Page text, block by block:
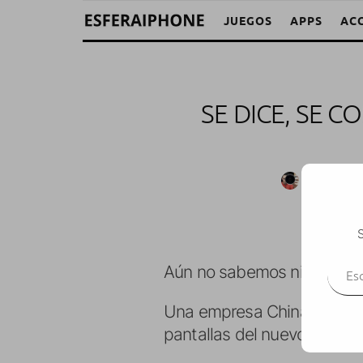
JUEGOS APPS
SE DICE, SE
Aún no sabemos ni
Una empresa China
pantallas del nuevo iPhone.